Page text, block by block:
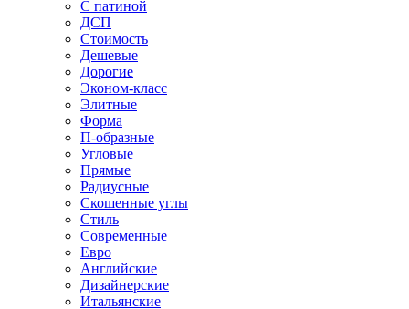
С патиной
ДСП
Стоимость
Дешевые
Дорогие
Эконом-класс
Элитные
Форма
П-образные
Угловые
Прямые
Радиусные
Скошенные углы
Стиль
Современные
Евро
Английские
Дизайнерские
Итальянские